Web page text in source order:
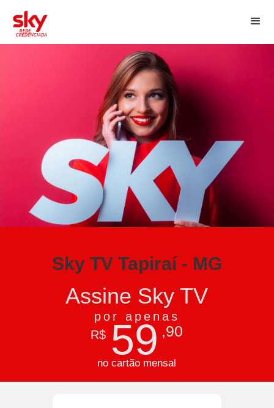
Sky TV Tapiraí - MG
Assine Sky TV
por apenas
R$ 59 ,90
no cartão mensal